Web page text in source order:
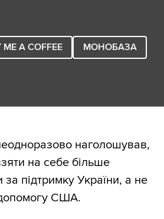
ME A COFFEE
МОНОБАЗА
наголошував,
на себе більше
за підтримку України, а не
США.